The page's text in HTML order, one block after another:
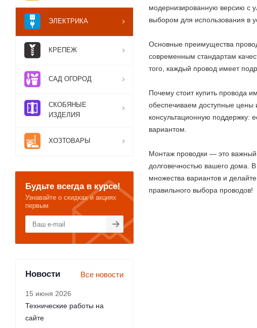
модернизированную версию с
выбором для использования в
Основные преимущества
современным стандартам
того, каждый провод имеет
Почему стоит купить провода
обеспечиваем доступные цены
консультационную поддержку:
вариантом.
Монтаж проводки — это важный
долговечностью вашего дома.
множества вариантов и
правильного выбора проводов!
ЭЛЕКТРИКА
КРЕПЕЖ
САД ОГОРОД
СКОБЯНЫЕ
ИЗДЕЛИЯ
ХОЗТОВАРЫ
Будьте всегда в курсе!
Узнавайте о скидках и акциях
первым
Новости Все новости
15 июня 2026
Технические работы на
сайте